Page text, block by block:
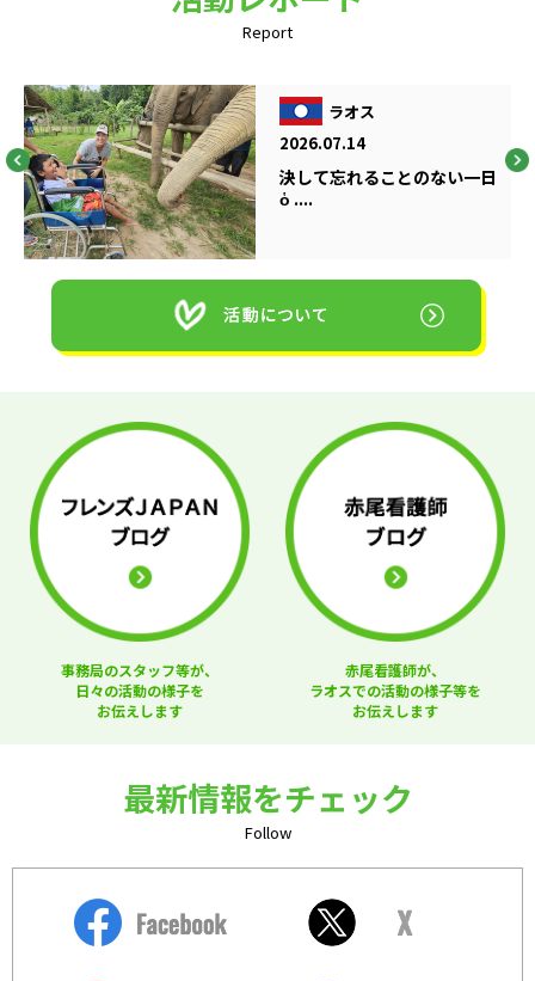
Report
ラオス
2026.07.14
決して忘れることのない一日
ὁ ....
事務局のスタッフ等が、
日々の活動の様子を
お伝えします
赤尾看護師が、
ラオスでの活動の様子等を
お伝えします
最新情報をチェック
Follow